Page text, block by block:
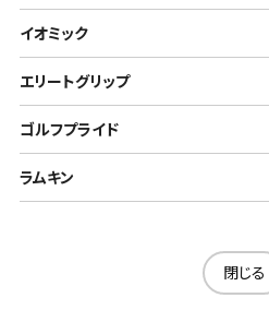
イオミック
エリートグリップ
ゴルフプライド
ラムキン
閉じる